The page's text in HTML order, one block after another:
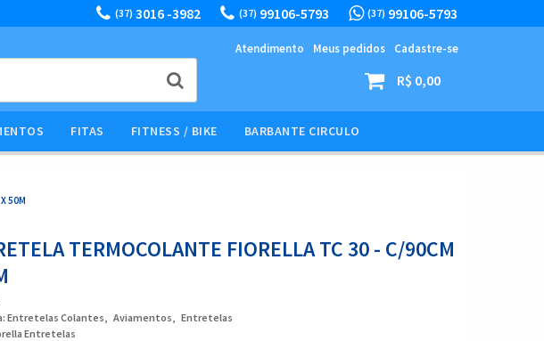
(37) 3016 -3982 (37) 99106-5793 (37) 99106-5793
Atendimento Meus pedidos Cadastre-se
R$ 0,00
FITAS FITNESS / BIKE BARBANTE CIRCULO
50M
TERMOCOLANTE FIORELLA TC 30 - C/90CM
Entretelas Colantes Aviamentos
Entretelas
Entretelas